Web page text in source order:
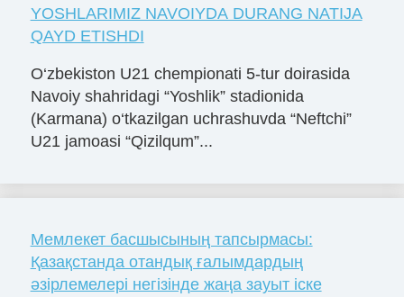
YOSHLARIMIZ NAVOIYDA DURANG NATIJA
QAYD ETISHDI
O‘zbekiston U21 chempionati 5-tur doirasida
Navoiy shahridagi “Yoshlik” stadionida
(Karmana) o‘tkazilgan uchrashuvda “Neftchi”
U21 jamoasi “Qizilqum”...
Мемлекет басшысының тапсырмасы:
Қазақстанда отандық ғалымдардың
әзірлемелері негізінде жаңа зауыт іске